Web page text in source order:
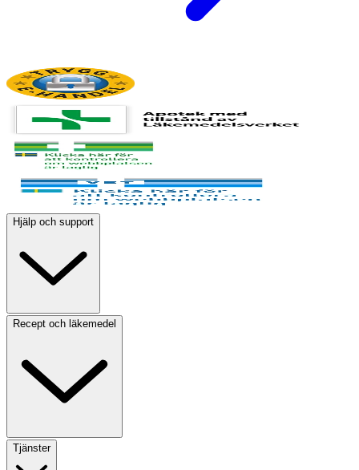
Hjälp och support
Recept och läkemedel
Tjänster